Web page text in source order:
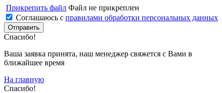
Прикрепить файл Файл не прикреплен
Соглашаюсь с правилами обработки персональных данных
Спасибо!
Ваша заявка принята, наш менеджер свяжется с Вами в
ближайшее время
На главную
Спасибо!